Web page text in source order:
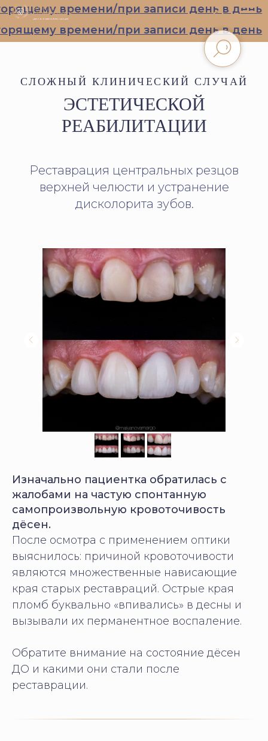
времени/при записи день в день
времени/при записи день в день
СЛОЖНЫЙ КЛИНИЧЕСКИЙ СЛУЧАЙ
ЭСТЕТИЧЕСКОЙ
РЕАБИЛИТАЦИИ
Реставрация центральных резцов
верхней челюсти и устранение
дисколорита зубов.
Изначально пациентка обратилась с
жалобами на частую спонтанную
самопроизвольную кровоточивость
дёсен.
После осмотра с применением оптики
выяснилось: причиной кровоточивости
являются множественные нависающие
края старых реставраций. Острые края
пломб буквально «впивались» в десны и
вызывали их перманентное воспаление.
Обратите внимание на состояние дёсен
ДО и какими они стали после
реставрации.